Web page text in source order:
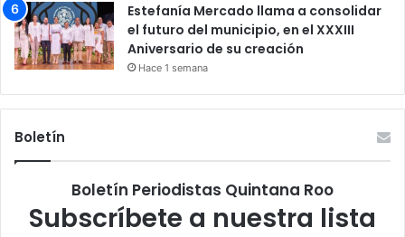
Estefanía Mercado llama a consolidar
el futuro del municipio, en el XXXIII
Aniversario de su creación
Hace 1 semana
Boletín
Boletín Periodistas Quintana Roo
Subscríbete a nuestra lista